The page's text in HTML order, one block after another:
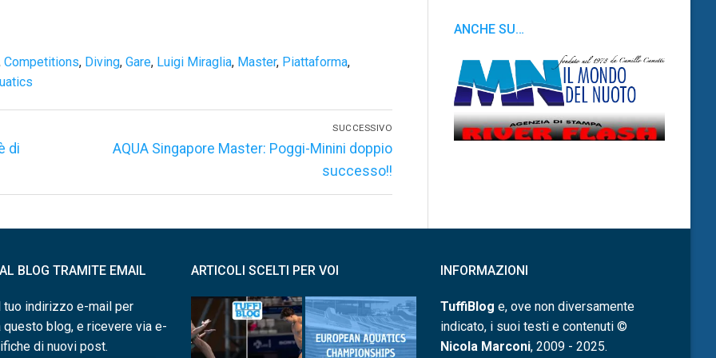
Competitions, Diving, Gare, Luigi Miraglia, Master, Piattaforma,
di
SUCCESSIVO
Articolo
AQUA Singapore Master: Poggi-Minini doppio
successo!!
ANCHE SU…
BLOG TRAMITE EMAIL
tuo indirizzo e-mail per
blog, e ricevere via e-
di nuovi post.
ARTICOLI SCELTI PER VOI INFORMAZIONI
TuffiBlog e, ove non diversamente
indicato, i suoi testi e contenuti ©
Nicola Marconi, 2009 - 2025.